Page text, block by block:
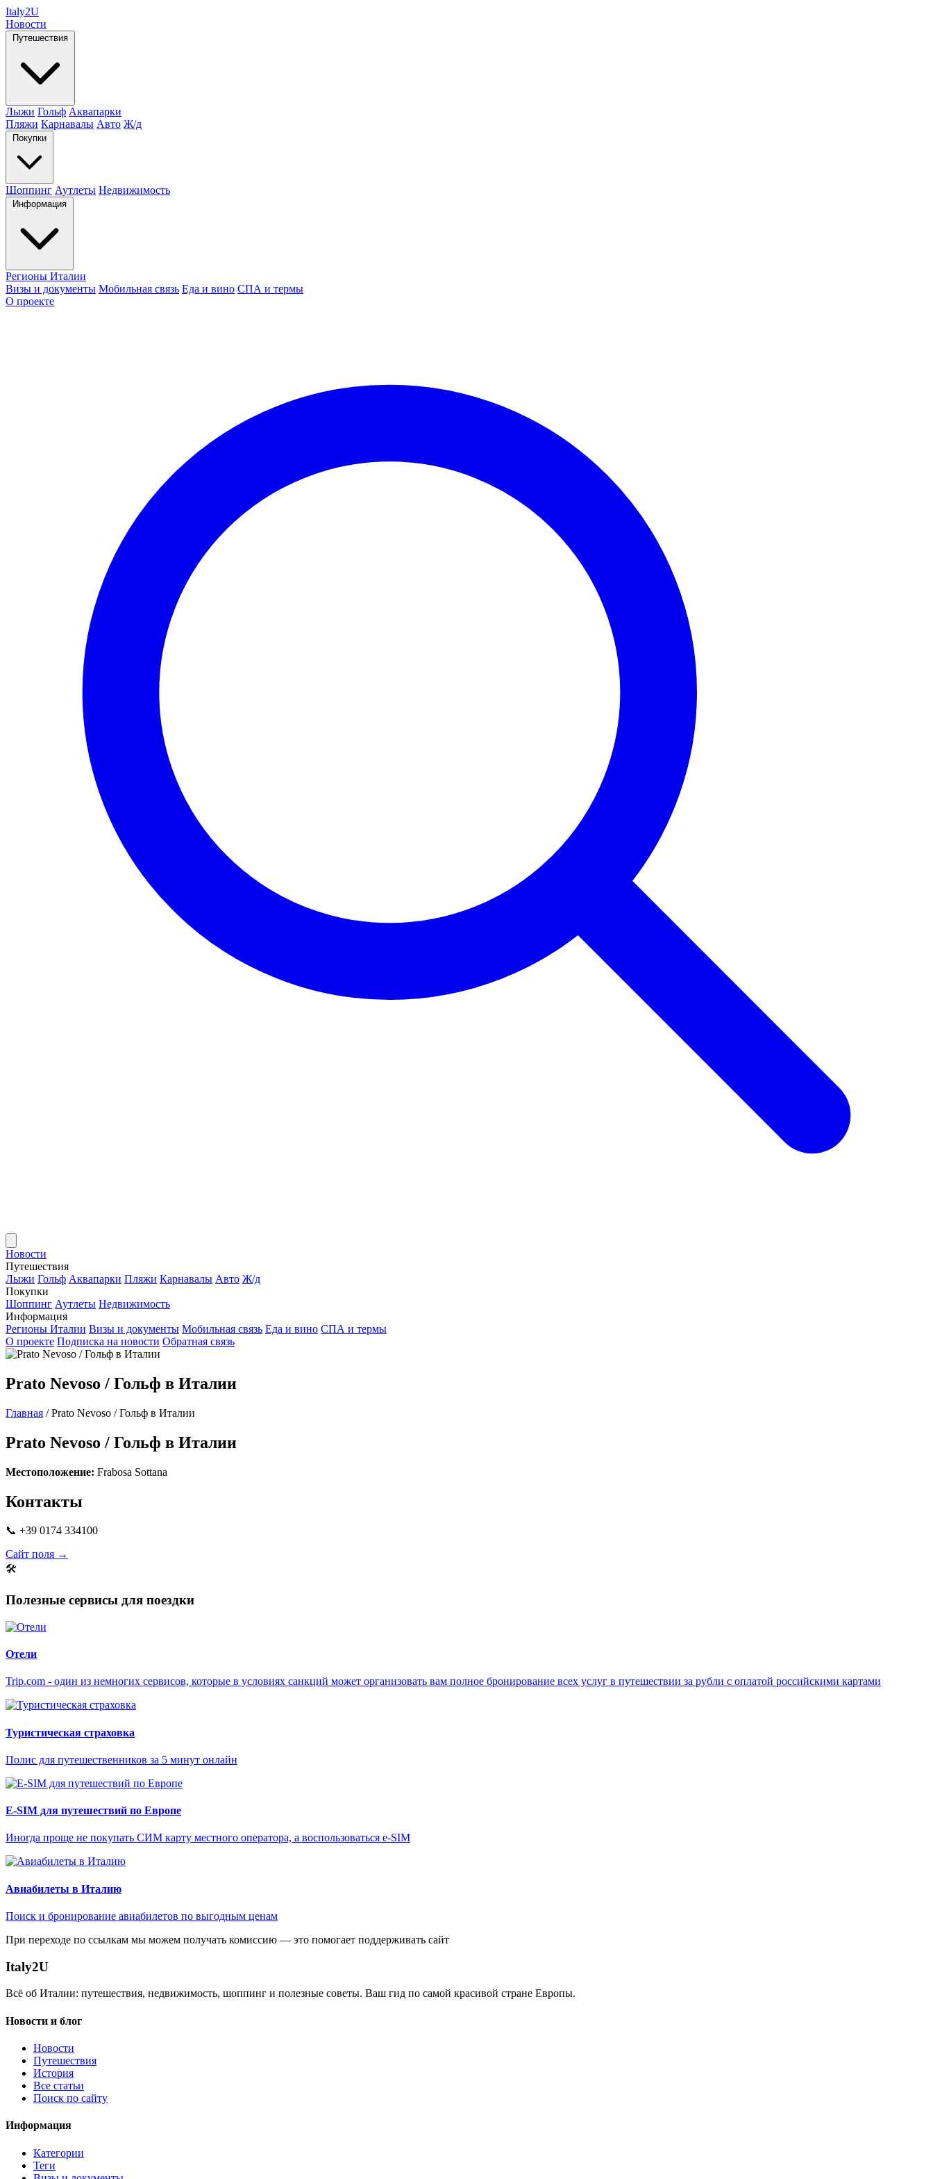
Italy2U
Новости
Путешествия
Лыжи Гольф Аквапарки
Пляжи Карнавалы Авто Ж/д
Покупки
Шоппинг Аутлеты Недвижимость
Информация
Регионы Италии
Визы и документы Мобильная связь Еда и вино СПА и термы
О проекте
Новости
Путешествия
Лыжи Гольф Аквапарки Пляжи Карнавалы Авто Ж/д
Покупки
Шоппинг Аутлеты Недвижимость
Информация
Регионы Италии Визы и документы Мобильная связь Еда и вино СПА и термы
О проекте Подписка на новости Обратная связь
Prato Nevoso / Гольф в Италии
Главная / Prato Nevoso / Гольф в Италии
Prato Nevoso / Гольф в Италии
Местоположение: Frabosa Sottana
Контакты
📞 +39 0174 334100
Сайт поля →
🛠
Полезные сервисы для поездки
Отели
Trip.com - один из немногих сервисов, которые в условиях санкций может организовать вам полное бронирование всех услуг в путешествии за рубли с оплатой российскими картами
Туристическая страховка
Полис для путешественников за 5 минут онлайн
E-SIM для путешествий по Европе
Иногда проще не покупать СИМ карту местного оператора, а воспользоваться e-SIM
Авиабилеты в Италию
Поиск и бронирование авиабилетов по выгодным ценам
При переходе по ссылкам мы можем получать комиссию — это помогает поддерживать сайт
Italy2U
Всё об Италии: путешествия, недвижимость, шоппинг и полезные советы. Ваш гид по самой красивой стране Европы.
Новости и блог
Новости
Путешествия
История
Все статьи
Поиск по сайту
Информация
Категории
Теги